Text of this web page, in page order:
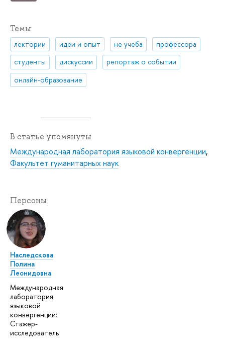
Темы
лектории идеи и опыт не учеба
профессора
студенты
дискуссии
репортаж о событии
онлайн-образование
В статье упомянуты
Международная лаборатория языковой конвергенции,
Факультет гуманитарных наук
Персоны
Наследскова
Полина
Леонидовна
Международная
лаборатория
языковой
конвергенции:
Стажер-
исследователь